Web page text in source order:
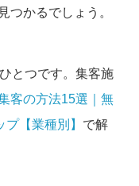
つかるでしょう。
とつです。集客施
客の方法15選｜無
【業種別】 で解